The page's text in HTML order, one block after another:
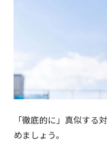
「徹底的に」真似する
めましょう。